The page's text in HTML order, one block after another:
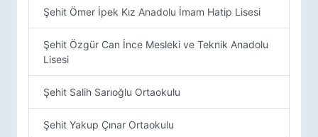
Şehit Ömer İpek Kız Anadolu İmam Hatip Lisesi
Şehit Özgür Can İnce Mesleki ve Teknik Anadolu
Lisesi
Şehit Salih Sarıoğlu Ortaokulu
Şehit Yakup Çınar Ortaokulu